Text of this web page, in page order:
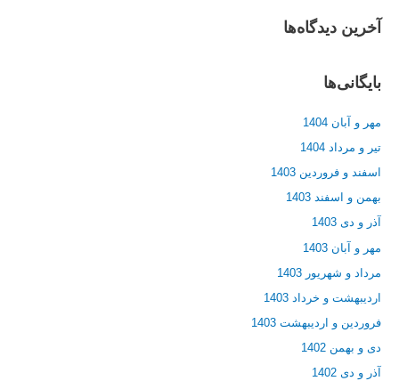
آخرین دیدگاه‌ها
بایگانی‌ها
مهر و آبان 1404
تیر و مرداد 1404
اسفند و فروردین 1403
بهمن و اسفند 1403
آذر و دی 1403
مهر و آبان 1403
مرداد و شهریور 1403
اردیبهشت و خرداد 1403
فروردین و اردیبهشت 1403
دی و بهمن 1402
آذر و دی 1402